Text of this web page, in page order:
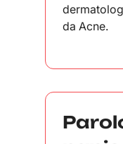
da Acne.